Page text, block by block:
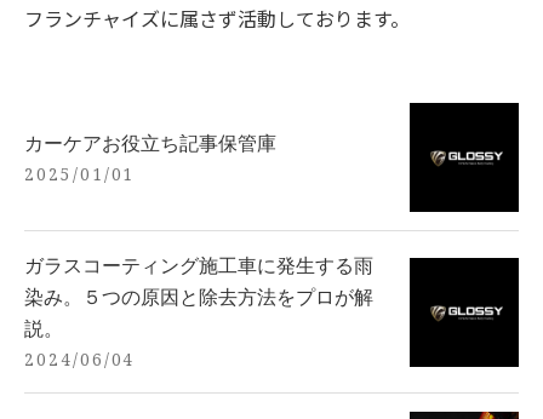
フランチャイズに属さず活動しております。
カーケアお役立ち記事保管庫
2025/01/01
ガラスコーティング施工車に発生する雨
染み。５つの原因と除去方法をプロが解
説。
2024/06/04